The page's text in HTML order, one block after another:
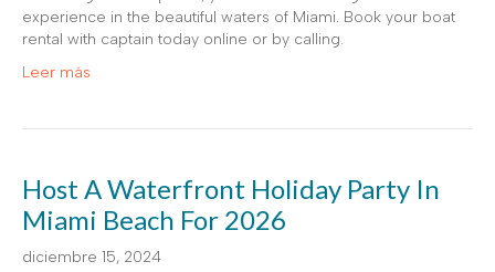
experience in the beautiful waters of Miami. Book your boat
rental with captain today online or by calling.
Leer más
Host A Waterfront Holiday Party In
Miami Beach For 2026
diciembre 15, 2024